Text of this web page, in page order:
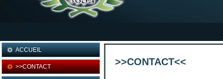
ACCUEIL
>>CONTACT >>CONTACT<<